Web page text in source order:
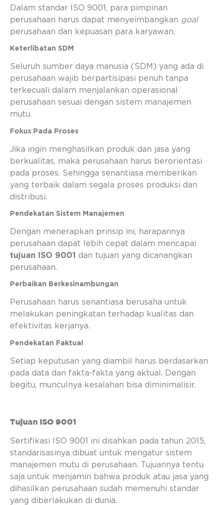
Dalam standar ISO 9001, para pimpinan
perusahaan harus dapat menyeimbangkan goal
perusahaan dan kepuasan para karyawan.
Keterlibatan SDM
Seluruh sumber daya manusia (SDM) yang ada di
perusahaan wajib berpartisipasi penuh tanpa
terkecuali dalam menjalankan operasional
perusahaan sesuai dengan sistem manajemen
mutu.
Fokus Pada Proses
Jika ingin menghasilkan produk dan jasa yang
berkualitas, maka perusahaan harus berorientasi
pada proses. Sehingga senantiasa memberikan
yang terbaik dalam segala proses produksi dan
distribusi.
Pendekatan Sistem Manajemen
Dengan menerapkan prinsip ini, harapannya
perusahaan dapat lebih cepat dalam mencapai
tujuan ISO 9001 dan tujuan yang dicanangkan
perusahaan.
Perbaikan Berkesinambungan
Perusahaan harus senantiasa berusaha untuk
melakukan peningkatan terhadap kualitas dan
efektivitas kerjanya.
Pendekatan Faktual
Setiap keputusan yang diambil harus berdasarkan
pada data dan fakta-fakta yang aktual. Dengan
begitu, munculnya kesalahan bisa diminimalisir.
Tujuan ISO 9001
Sertifikasi ISO 9001 ini disahkan pada tahun 2015,
standarisasinya dibuat untuk mengatur sistem
manajemen mutu di perusahaan. Tujuannya tentu
saja untuk menjamin bahwa produk atau jasa yang
dihasilkan perusahaan sudah memenuhi standar
yang diberlakukan di dunia.